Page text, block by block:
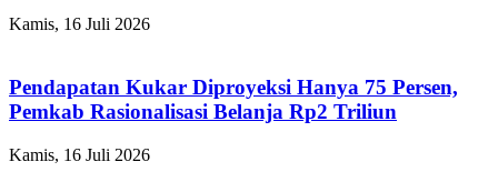
Kamis, 16 Juli 2026
Pendapatan Kukar Diproyeksi Hanya 75 Persen,
Pemkab Rasionalisasi Belanja Rp2 Triliun
Kamis, 16 Juli 2026